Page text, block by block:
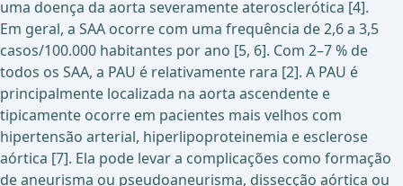
uma doença da aorta severamente aterosclerótica [4].
Em geral, a SAA ocorre com uma frequência de 2,6 a 3,5
casos/100.000 habitantes por ano [5, 6]. Com 2–7 % de
todos os SAA, a PAU é relativamente rara [2]. A PAU é
principalmente localizada na aorta ascendente e
tipicamente ocorre em pacientes mais velhos com
hipertensão arterial, hiperlipoproteinemia e esclerose
aórtica [7]. Ela pode levar a complicações como formação
de aneurisma ou pseudoaneurisma, dissecção aórtica ou